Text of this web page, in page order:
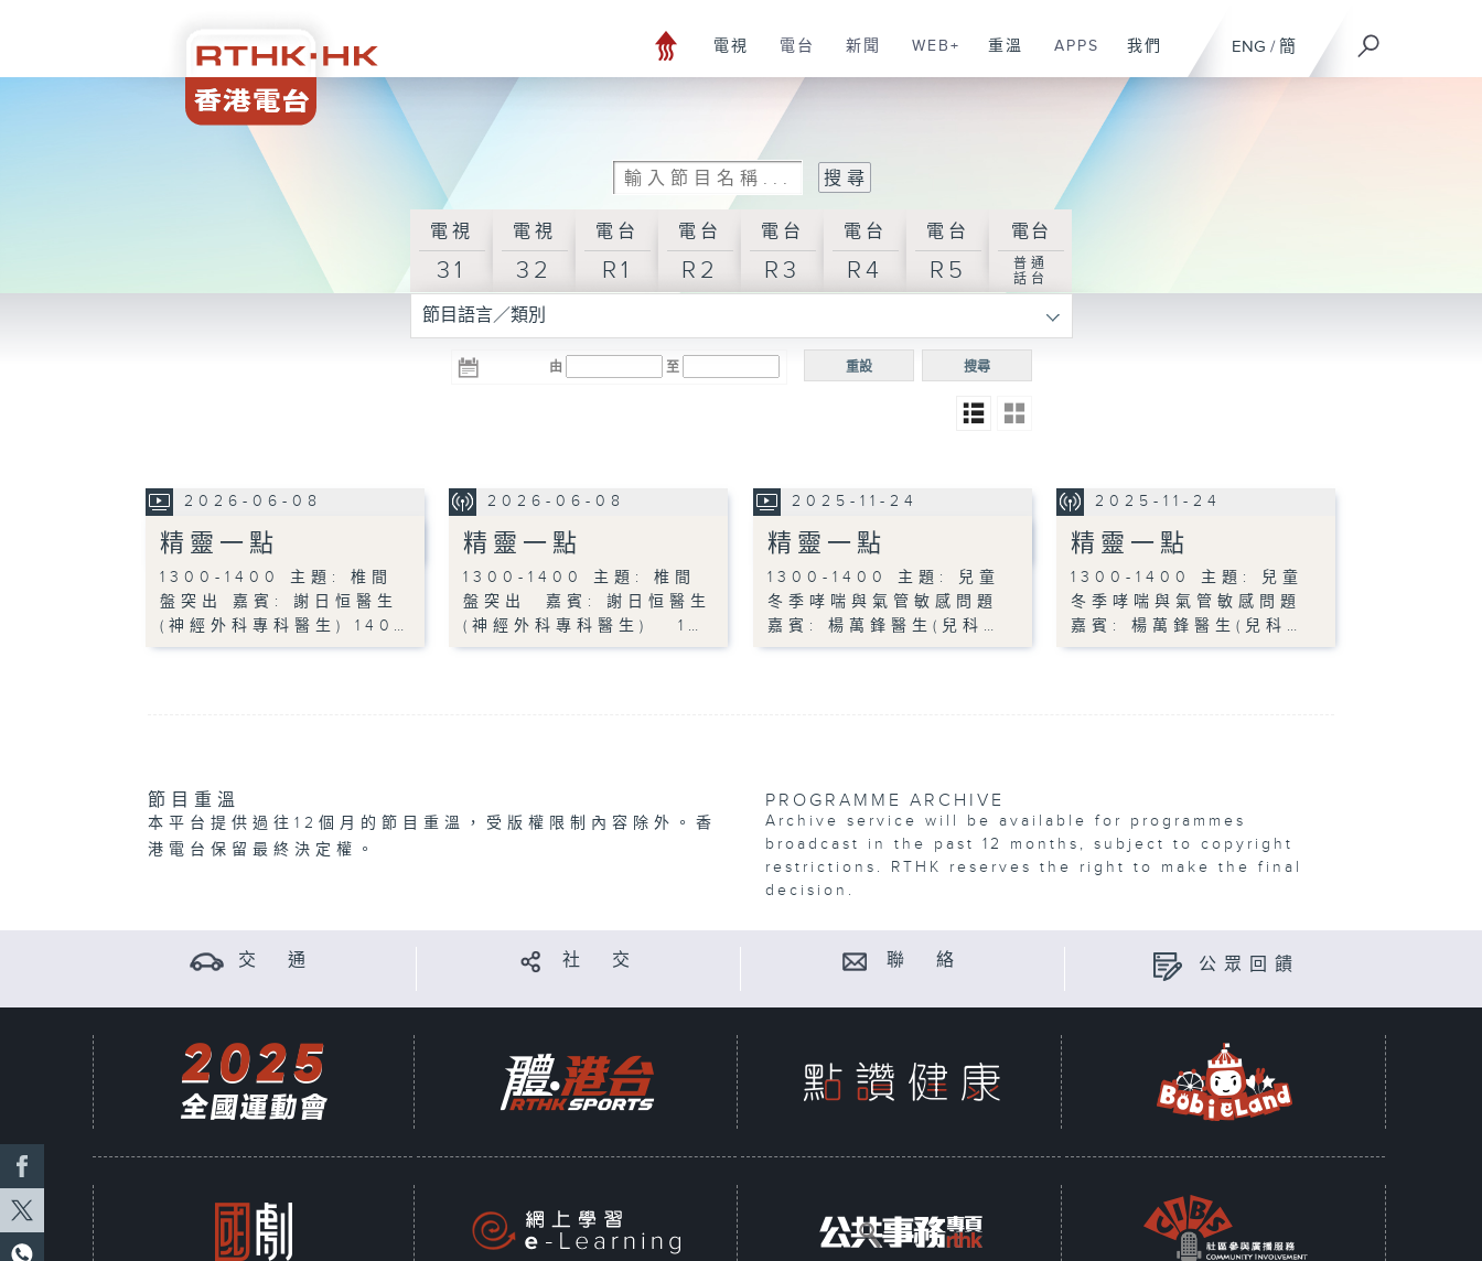
ENG / 簡
電視 電台 新聞 WEB+ 重溫 APPS 我們
電視
31
電視
32
電台
R1
電台
R2
電台
R3
電台
R4
電台
R5
電台
普通
話台
節目語言／類別
由 至 搜尋
重設
2026-06-08
精靈一點
1300-1400 主題: 椎間
盤突出 嘉賓: 謝日恒醫生
(神經外科專科醫生) 140…
2026-06-08
精靈一點
1300-1400 主題: 椎間
盤突出 嘉賓: 謝日恒醫生
(神經外科專科醫生) 1…
2025-11-24
精靈一點
1300-1400 主題: 兒童
冬季哮喘與氣管敏感問題
嘉賓: 楊萬鋒醫生(兒科…
2025-11-24
精靈一點
1300-1400 主題: 兒童
冬季哮喘與氣管敏感問題
嘉賓: 楊萬鋒醫生(兒科…
節目重溫
本平台提供過往12個月的節目重溫，受版權限制內容除外。香
港電台保留最終決定權。
PROGRAMME ARCHIVE
Archive service will be available for programmes
broadcast in the past 12 months, subject to copyright
restrictions. RTHK reserves the right to make the final
decision.
交 通 社 交 聯 絡 公眾回饋